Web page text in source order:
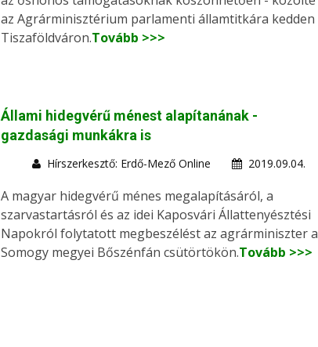
az Agrárminisztérium parlamenti államtitkára kedden
Tiszaföldváron.Tovább >>>
Állami hidegvérű ménest alapítanának -
gazdasági munkákra is
Hírszerkesztő: Erdő-Mező Online 2019.09.04.
A magyar hidegvérű ménes megalapításáról, a
szarvastartásról és az idei Kaposvári Állattenyésztési
Napokról folytatott megbeszélést az agrárminiszter a
Somogy megyei Bőszénfán csütörtökön.Tovább >>>